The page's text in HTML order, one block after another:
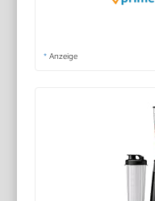
* Anzeige